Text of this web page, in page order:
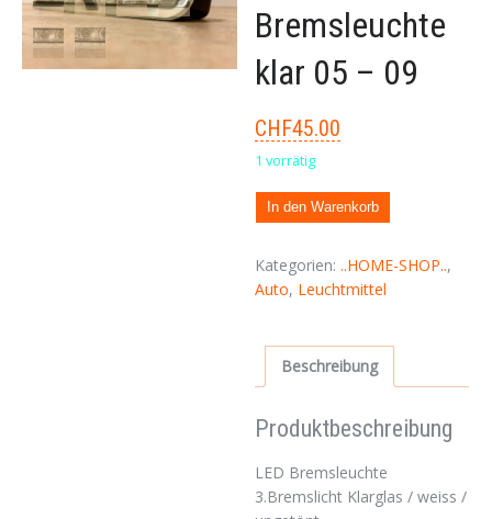
Bremsleuchte
klar 05 – 09
CHF45.00
1 vorrätig
In den Warenkorb
Kategorien:..HOME-SHOP..,
Auto, Leuchtmittel
Beschreibung
Produktbeschreibung
LED Bremsleuchte
3.Bremslicht Klarglas / weiss /